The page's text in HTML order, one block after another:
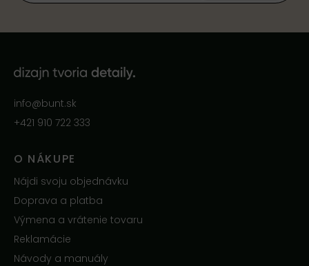
info@bunt.sk
+421 910 722 333
O NÁKUPE
Nájdi svoju objednávku
Doprava a platba
Výmena a vrátenie tovaru
Reklamácie
Návody a manuály